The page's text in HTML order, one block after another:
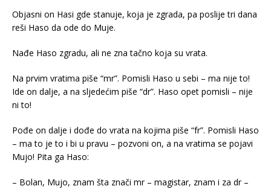
Objasni on Hasi gde stanuje, koja je zgrada, pa poslije tri dana
reši Haso da ode do Muje.
Nađe Haso zgradu, ali ne zna tačno koja su vrata.
Na prvim vratima piše “mr”. Pomisli Haso u sebi – ma nije to!
Ide on dalje, a na sljedećim piše “dr”. Haso opet pomisli – nije
ni to!
Pođe on dalje i dođe do vrata na kojima piše “fr”. Pomisli Haso
– ma to je to i bi u pravu – pozvoni on, a na vratima se pojavi
Mujo! Pita ga Haso:
– Bolan, Mujo, znam šta znači mr – magistar, znam i za dr –